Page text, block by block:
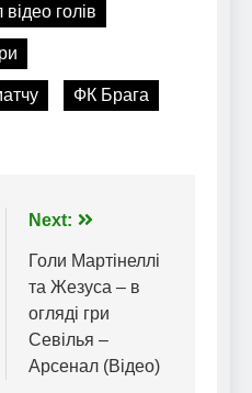
голів
ФК Брага
Next:
Голи Мартінеллі
та Жезуса – в
огляді гри
Севілья –
Арсенал (Відео)